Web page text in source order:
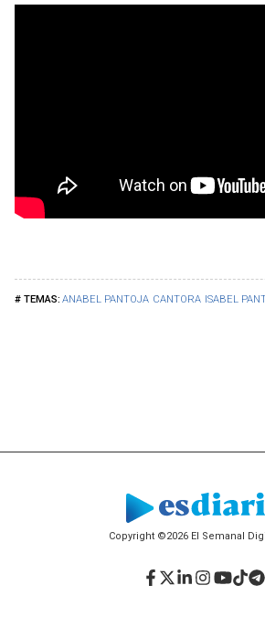
ANABEL PANTOJA CANTORA ISABEL
Copyright ©2026 El Semanal
Facebook
Twitter
LinkedIn